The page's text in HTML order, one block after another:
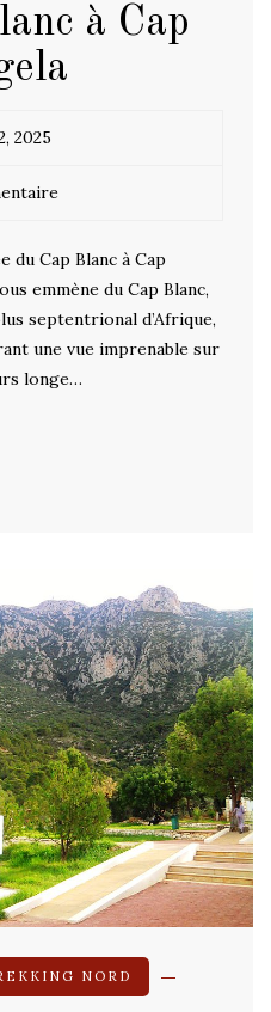
à Cap
2025
du Cap Blanc à Cap
emmène du Cap Blanc,
septentrional d’Afrique,
une vue imprenable sur
longe…
NORD